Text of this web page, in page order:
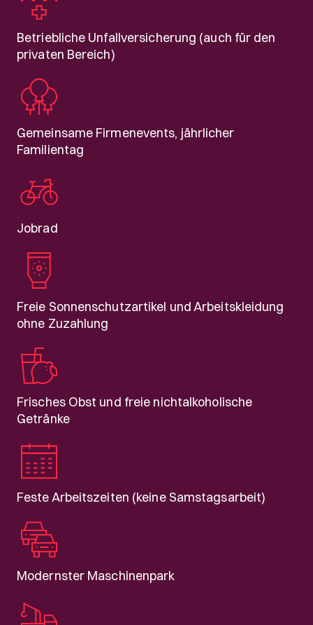
Betriebliche Unfallversicherung (auch für den
privaten Bereich)
Gemeinsame Firmenevents, jährlicher
Familientag
Jobrad
Freie Sonnenschutzartikel und Arbeitskleidung
ohne Zuzahlung
Frisches Obst und freie nichtalkoholische
Getränke
Feste Arbeitszeiten (keine Samstagsarbeit)
Modernster Maschinenpark